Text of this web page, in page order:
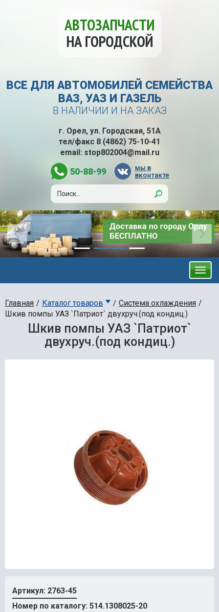
АВТОЗАПЧАСТИ
НА ГОРОДСКОЙ
ВСЕ ДЛЯ АВТОМОБИЛЕЙ СЕМЕЙСТВА
ВАЗ, УАЗ И ГАЗЕЛЬ
В НАЛИЧИИ И НА ЗАКАЗ
г. Орел, ул. Городская, 51А
тел/факс 8 (4862) 75-10-41
email: stop802004@mail.ru
50-88-99
мы в
вконтакте
Главная Каталог товаров
Система охлаждения
Шкив помпы УАЗ `Патриот` двухруч.(под кондиц.)
Шкив помпы УАЗ `Патриот`
двухруч.(под кондиц.)
Артикул: 2763-45
Номер по каталогу: 514.1308025-20